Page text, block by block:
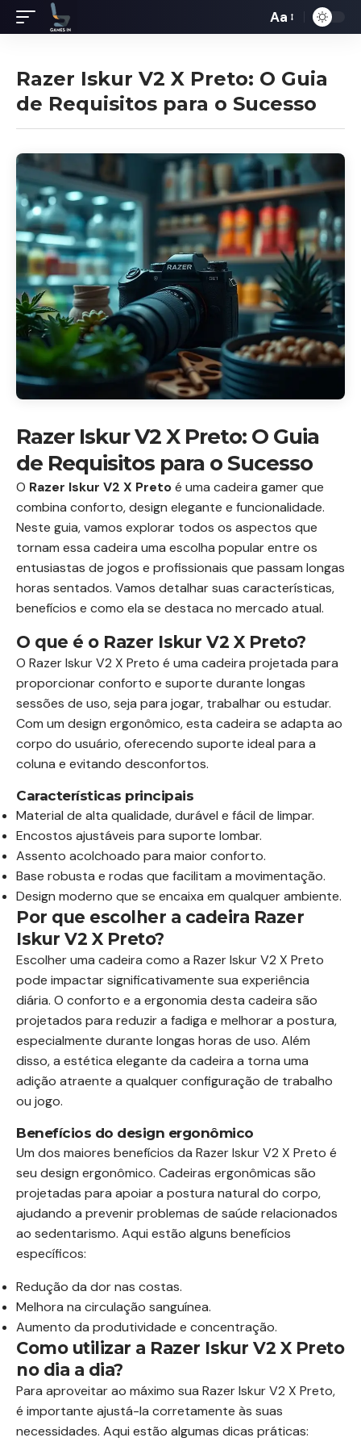
fontes
Aa
Razer Iskur V2 X Preto: O Guia
de Requisitos para o Sucesso
Razer Iskur V2 X Preto: O Guia
de Requisitos para o Sucesso
O Razer Iskur V2 X Pretoé uma cadeira gamer que
combina conforto, design elegante e funcionalidade.
Neste guia, vamos explorar todos os aspectos que
tornam essa cadeira uma escolha popular entre os
entusiastas de jogos e profissionais que passam longas
horas sentados. Vamos detalhar suas características,
benefícios e como ela se destaca no mercado atual.
O que é o Razer Iskur V2 X Preto?
O Razer Iskur V2 X Preto é uma cadeira projetada para
proporcionar conforto e suporte durante longas
sessões de uso, seja para jogar, trabalhar ou estudar.
Com um design ergonômico, esta cadeira se adapta ao
corpo do usuário, oferecendo suporte ideal para a
coluna e evitando desconfortos.
Características principais
Material de alta qualidade, durável e fácil de limpar.
Encostos ajustáveis para suporte lombar.
Assento acolchoado para maior conforto.
Base robusta e rodas que facilitam a movimentação.
Design moderno que se encaixa em qualquer ambiente.
Por que escolher a cadeira Razer
Iskur V2 X Preto?
Escolher uma cadeira como a Razer Iskur V2 X Preto
pode impactar significativamente sua experiência
diária. O conforto e a ergonomia desta cadeira são
projetados para reduzir a fadiga e melhorar a postura,
especialmente durante longas horas de uso. Além
disso, a estética elegante da cadeira a torna uma
adição atraente a qualquer configuração de trabalho
ou jogo.
Benefícios do design ergonômico
Um dos maiores benefícios da Razer Iskur V2 X Preto é
seu design ergonômico. Cadeiras ergonômicas são
projetadas para apoiar a postura natural do corpo,
ajudando a prevenir problemas de saúde relacionados
ao sedentarismo. Aqui estão alguns benefícios
específicos:
Redução da dor nas costas.
Melhora na circulação sanguínea.
Aumento da produtividade e concentração.
Como utilizar a Razer Iskur V2 X Preto
no dia a dia?
Para aproveitar ao máximo sua Razer Iskur V2 X Preto,
é importante ajustá-la corretamente às suas
necessidades. Aqui estão algumas dicas práticas: